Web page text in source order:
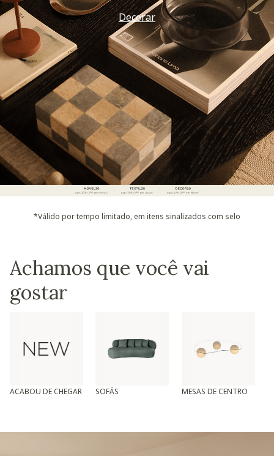
Decorar
*Válido por tempo limitado, em itens sinalizados com selo
Achamos que você vai
gostar
ACABOU DE CHEGAR SOFÁS MESAS DE CENTRO